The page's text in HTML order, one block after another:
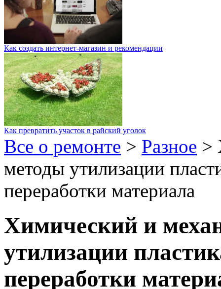
Как создать интернет-магазин и рекомендации
Как превратить участок в райский уголок
Все о ремонте > Разное >
методы утилизации
переработки материала
Химический и
утилизации
переработки